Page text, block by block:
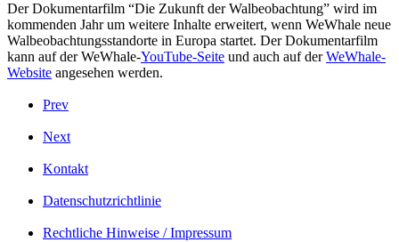
Der Dokumentarfilm “Die Zukunft der Walbeobachtung” wird im
kommenden Jahr um weitere Inhalte erweitert, wenn WeWhale neue
Walbeobachtungsstandorte in Europa startet. Der Dokumentarfilm
kann auf der WeWhale-YouTube-Seite und auch auf derWeWhale-
Website angesehen werden.
Prev
Next
Kontakt
Datenschutzrichtlinie
Rechtliche Hinweise / Impressum